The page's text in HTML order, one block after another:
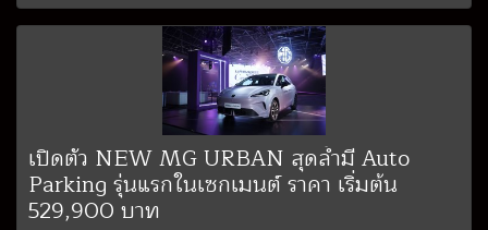
เปิดตัว NEW MG URBAN สุดล้ำมี Auto
Parking รุ่นแรกในเซกเมนต์ ราคา เริ่มต้น
529,900 บาท